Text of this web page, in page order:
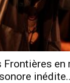
Frontières